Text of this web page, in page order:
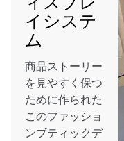
イシステ
ム
商品ストーリー
を見やすく保つ
ために作られた
このファッショ
ンブティックデ